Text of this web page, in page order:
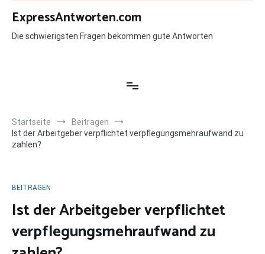
Zum
Inhalt
springen
ExpressAntworten.com
Die schwierigsten Fragen bekommen gute Antworten
Startseite
Beitragen
Ist der Arbeitgeber verpflichtet verpflegungsmehraufwand zu
zahlen?
BEITRAGEN
Ist der Arbeitgeber verpflichtet
verpflegungsmehraufwand zu